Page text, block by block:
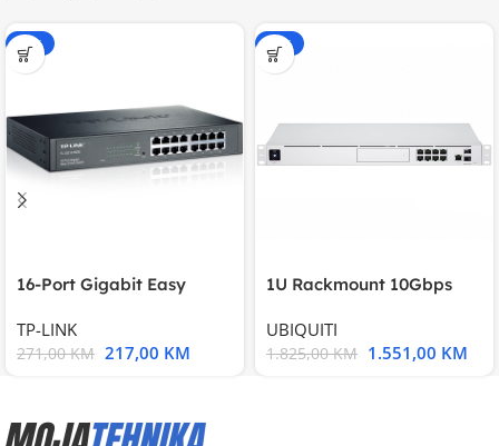
-20%
16-Port Gigabit Easy
TP-LINK
271,00KM 217,00 KM
-15%
1U Rackmount 10Gbps
UBIQUITI
1.825,00KM 1.551,00 KM